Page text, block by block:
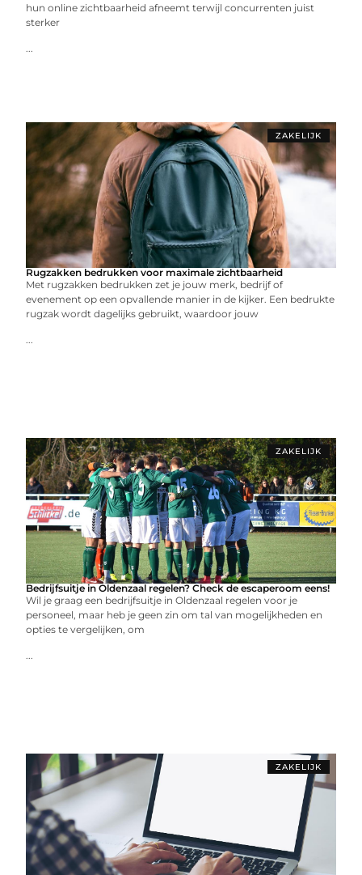
hun online zichtbaarheid afneemt terwijl concurrenten juist
sterker
...
ZAKELIJK
Rugzakken bedrukken voor maximale zichtbaarheid
Met rugzakken bedrukken zet je jouw merk, bedrijf of
evenement op een opvallende manier in de kijker. Een bedrukte
rugzak wordt dagelijks gebruikt, waardoor jouw
...
ZAKELIJK
Bedrijfsuitje in Oldenzaal regelen? Check de escaperoom eens!
Wil je graag een bedrijfsuitje in Oldenzaal regelen voor je
personeel, maar heb je geen zin om tal van mogelijkheden en
opties te vergelijken, om
...
ZAKELIJK